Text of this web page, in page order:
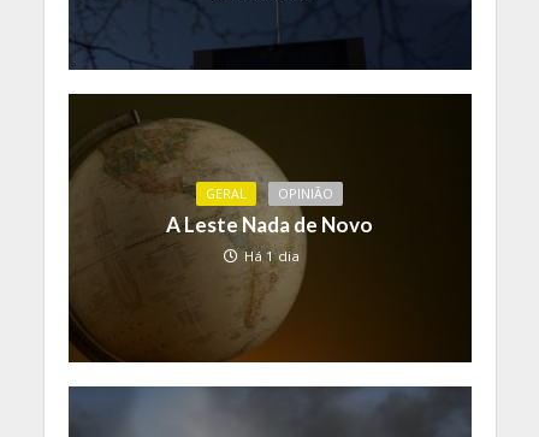
GERAL OPINIÃO
A Leste Nada de Novo
Há 1 dia